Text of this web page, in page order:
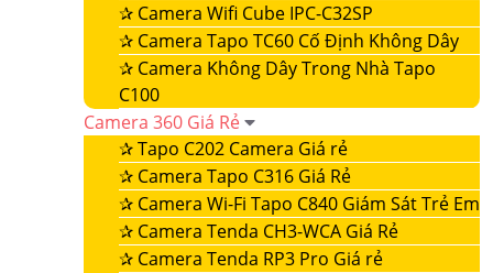
✰ Camera Wifi Cube IPC-C32SP
✰ Camera Tapo TC60 Cố Định Không Dây
✰ Camera Không Dây Trong Nhà Tapo
C100
Camera 360 Giá Rẻ
✰Tapo C202 Camera Giá rẻ
✰ Camera Tapo C316 Giá Rẻ
✰ Camera Wi-Fi Tapo C840 Giám Sát Trẻ Em
✰ Camera Tenda CH3-WCA Giá Rẻ
✰ Camera Tenda RP3 Pro Giá rẻ